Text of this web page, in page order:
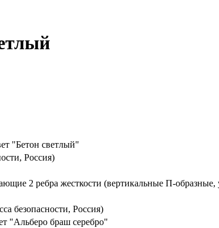
"Бетон светлый"
Россия)
2 ребра жесткости (вертикальные П-образные,
безопасности, Россия)
"Альберо браш серебро"